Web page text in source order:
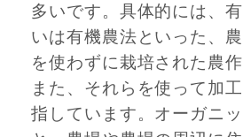
多いです。具体的には、
いは有機農法といった、
を使わずに栽培された農作
また、それらを使って加
指しています。オーガニ